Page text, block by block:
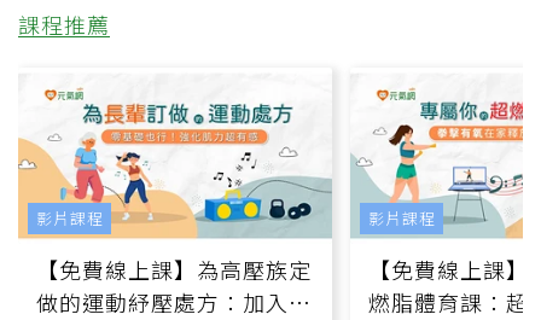
課程推薦
【免費線上課】為高壓族定
做的運動紓壓處方：加入行
影片課程
【免費線上課
燃脂體育課：超
影片課程